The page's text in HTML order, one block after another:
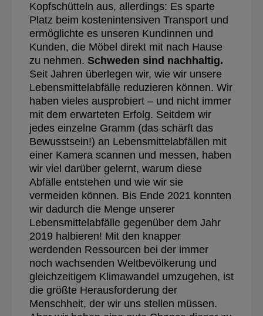
Kopfschütteln aus, allerdings: Es sparte
Platz beim kostenintensiven Transport und
ermöglichte es unseren Kundinnen und
Kunden, die Möbel direkt mit nach Hause
zu nehmen. Schweden sind nachhaltig.
Seit Jahren überlegen wir, wie wir unsere
Lebensmittelabfälle reduzieren können. Wir
haben vieles ausprobiert – und nicht immer
mit dem erwarteten Erfolg. Seitdem wir
jedes einzelne Gramm (das schärft das
Bewusstsein!) an Lebensmittelabfällen mit
einer Kamera scannen und messen, haben
wir viel darüber gelernt, warum diese
Abfälle entstehen und wie wir sie
vermeiden können. Bis Ende 2021 konnten
wir dadurch die Menge unserer
Lebensmittelabfälle gegenüber dem Jahr
2019 halbieren! Mit den knapper
werdenden Ressourcen bei der immer
noch wachsenden Weltbevölkerung und
gleichzeitigem Klimawandel umzugehen, ist
die größte Herausforderung der
Menschheit, der wir uns stellen müssen.